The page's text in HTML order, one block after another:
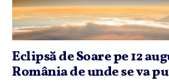
Eclipsă de Soare pe 12
România de unde se va